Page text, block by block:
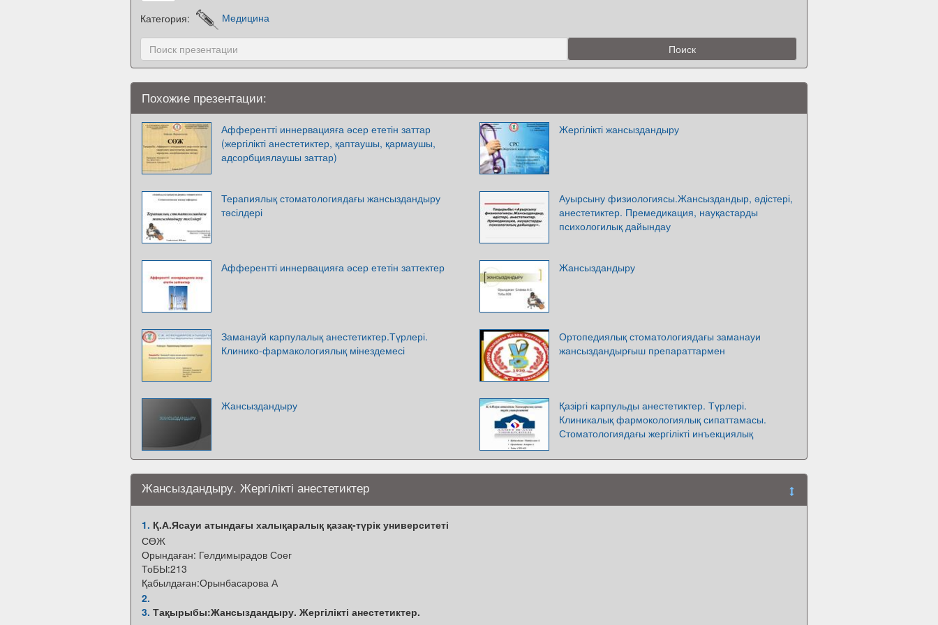
Категория: Медицина
Похожие презентации:
Афферентті иннервацияға әсер ететін заттар
(жергілікті анестетиктер, қаптаушы, қармаушы,
адсорбциялаушы заттар)
Жергілікті жансыздандыру
Терапиялық стоматологиядағы жансыздандыру
тәсілдері
Ауырсыну физиологиясы.Жансыздандыр, әдістері,
анестетиктер. Премедикация, науқастарды
психологилық дайындау
Афферентті иннервацияға әсер ететін заттектер Жансыздандыру
Заманауй карпулалық анестетиктер.Түрлері.
Клинико-фармакологиялық мінездемесі
Ортопедиялық стоматологиядағы заманауи
жансыздандырғыш препараттармен
Жансыздандыру
Қазіргі карпульды анестетиктер. Түрлері.
Клиникалық фармокологиялық сипаттамасы.
Стоматологиядағы жергілікті инъекциялық
Жансыздандыру. Жергілікті анестетиктер
1. Қ.А.Ясауи атындағы халықаралық қазақ-түрік университеті
СӨЖ
Орындаған: Гелдимырадов Соег
ТоБЫ:213
Қабылдаған:Орынбасарова А
2.
3. Тақырыбы:Жансыздандыру. Жергілікті анестетиктер.